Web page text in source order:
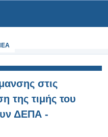
στις
της τιμής του
ΔΕΠΑ -